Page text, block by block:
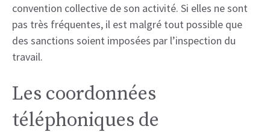
convention collective de son activité. Si elles ne sont
pas très fréquentes, il est malgré tout possible que
des sanctions soient imposées par l’inspection du
travail.
Les coordonnées
téléphoniques de